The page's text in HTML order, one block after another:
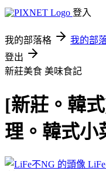
登入
我的部落格 我的部
登出
新莊美食 美味食記
[新莊。韓
理。韓式小